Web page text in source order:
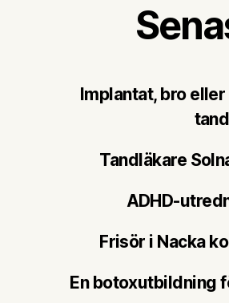
Implantat, bro
Tandläkare
ADHD-
Frisör i Nacka
En botoxutbildning